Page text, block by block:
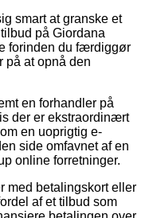
smart at granske et
på Giordana
forinden du færdiggør
på at opnå den
en forhandler på
der er ekstraordinært
en uoprigtig e-
side omfavnet af en
online forretninger.
med betalingskort eller
af et tilbud som